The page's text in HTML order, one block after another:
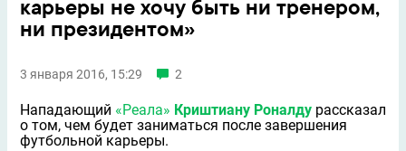
карьеры не хочу быть ни тренером,
ни президентом»
3 января 2016, 15:29 2
Нападающий «Реала» Криштиану Роналду рассказал
о том, чем будет заниматься после завершения
футбольной карьеры.